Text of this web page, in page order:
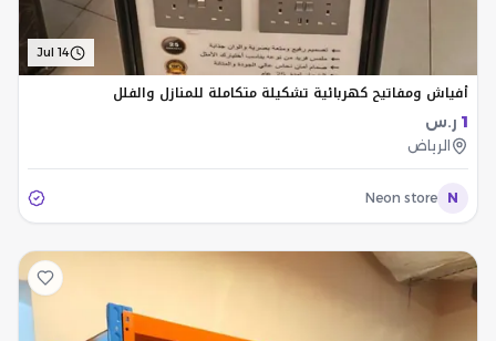
Jul 14
أفياش ومفاتيح كهربائية تشكيلة متكاملة للمنازل والفلل
1 ر.س
الرياض
N
Neon store